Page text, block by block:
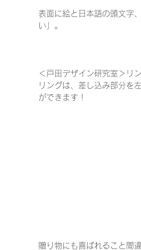
表面に絵と日本語の頭文字
い」。
＜戸田デザイン研究室＞リ
リングは、差し込み部分を
ができます！
贈り物にも喜ばれること間